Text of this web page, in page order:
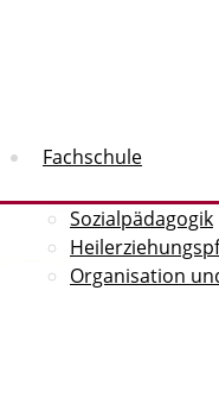
Fachschule
Sozialpädagogik
Organisation